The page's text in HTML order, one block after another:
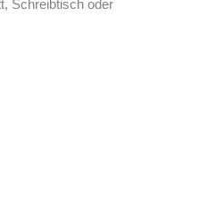
Schreibtisch oder